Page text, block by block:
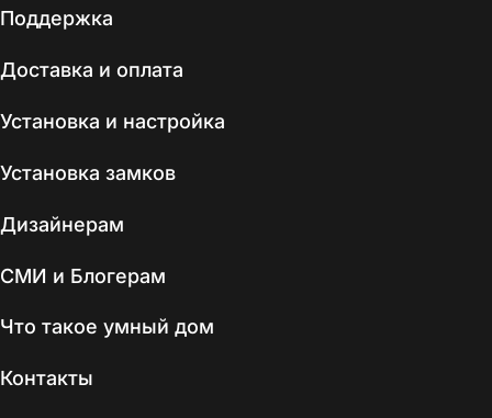
Поддержка
Доставка и оплата
Установка и настройка
Установка замков
Дизайнерам
СМИ и Блогерам
Что такое умный дом
Контакты